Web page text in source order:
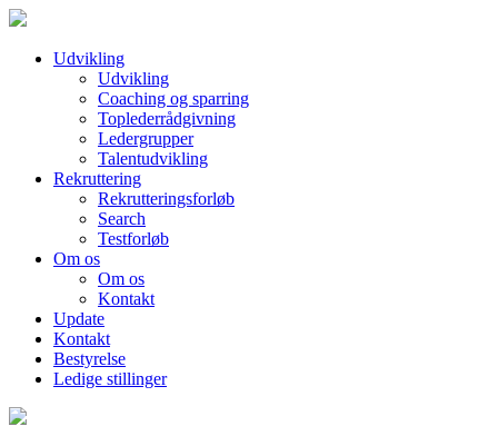
Udvikling
Udvikling
Coaching og sparring
Toplederrådgivning
Ledergrupper
Talentudvikling
Rekruttering
Rekrutteringsforløb
Search
Testforløb
Om os
Om os
Kontakt
Update
Kontakt
Bestyrelse
Ledige stillinger